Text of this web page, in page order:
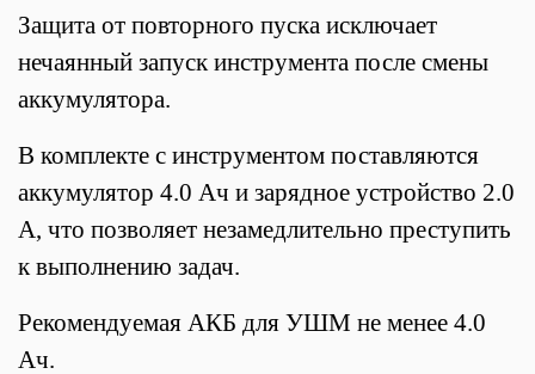
Защита от повторного пуска исключает
нечаянный запуск инструмента после смены
аккумулятора.
В комплекте с инструментом поставляются
аккумулятор 4.0 Ач и зарядное устройство 2.0
А, что позволяет незамедлительно преступить
к выполнению задач.
Рекомендуемая АКБ для УШМ не менее 4.0
Ач.